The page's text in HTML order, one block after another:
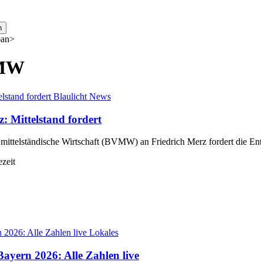
Blaulicht News
Mittelstand fordert
Wirtschaft (BVMW) an Friedrich Merz fordert die
Lokales
2026: Alle Zahlen live